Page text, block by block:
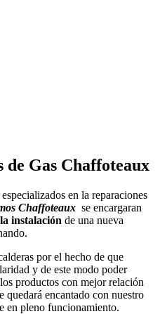
de Gas Chaffoteaux
en la reparaciones
Chaffoteaux se encargaran
instalación de una nueva
por el hecho de que
y de este modo poder
productos con mejor relación
quedará encantado con nuestro
en pleno funcionamiento.